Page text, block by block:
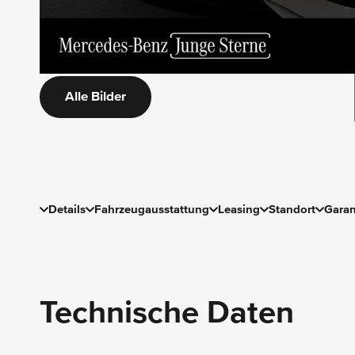
Alle Bilder
Details Fahrzeugausstattung Leasing Standort
Technische Daten